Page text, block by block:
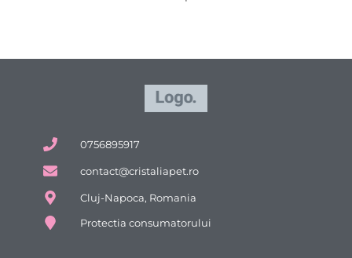
0756895917
contact@cristaliapet.ro
Cluj-Napoca, Romania
Protectia consumatorului